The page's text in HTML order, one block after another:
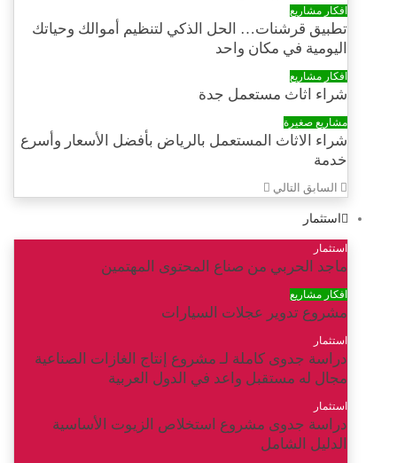
افكار مشاريع
تطبيق قرشنات… الحل الذكي لتنظيم أموالك وحياتك
اليومية في مكان واحد
افكار مشاريع
شراء اثاث مستعمل جدة
مشاريع صغيرة
شراء الاثاث المستعمل بالرياض بأفضل الأسعار وأسرع
خدمة
السابق التالي
استثمار
استثمار
ماجد الحربي من صناع المحتوى المهتمين
افكار مشاريع
مشروع تدوير عجلات السيارات
استثمار
دراسة جدوى كاملة لـ مشروع إنتاج الغازات الصناعية
مجال له مستقبل واعد في الدول العربية
استثمار
دراسة جدوى مشروع استخلاص الزيوت الأساسية
الدليل الشامل